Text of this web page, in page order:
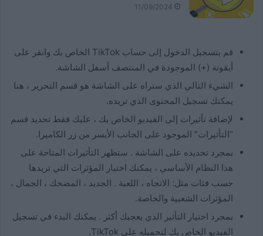
11/09/2024
قم بتسجيل الدخول إلى حساب TikTok الخاص بك وانقر على
أيقونة (+) الموجودة في المنتصف أسفل الشاشة.
الشيء التالي الذي ستراه على الشاشة هو قسم التحرير ، هنا
يمكنك تسجيل المحتوى الذي تريده.
لإضافة تأثيرات إلى الفيديو الخاص بك ، عليك فقط تحديد قسم
“التأثيرات” الموجود على الجانب الأيسر من زر الكاميرا.
بمجرد تحديده على الشاشة . ستظهر التأثيرات المتاحة على
هذا النظام الأساسي ، يمكنك اختيار المؤثرات التي تريدها
حسب فئات مثل: الاتجاه ، اللعبة . الجديد ، المضحك ، الجمال ،
المؤثرات الشعبية والخاصة.
بمجرد اختيار التأثير الذي يعجبك أكثر . يمكنك البدء في تسجيل
الفيديو الخاص بك لتحميله على TikTok.